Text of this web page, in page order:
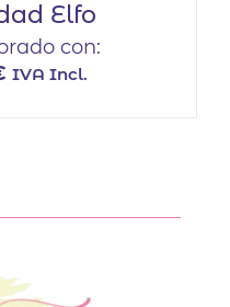
Elfo
con:
El
IVA Incl.